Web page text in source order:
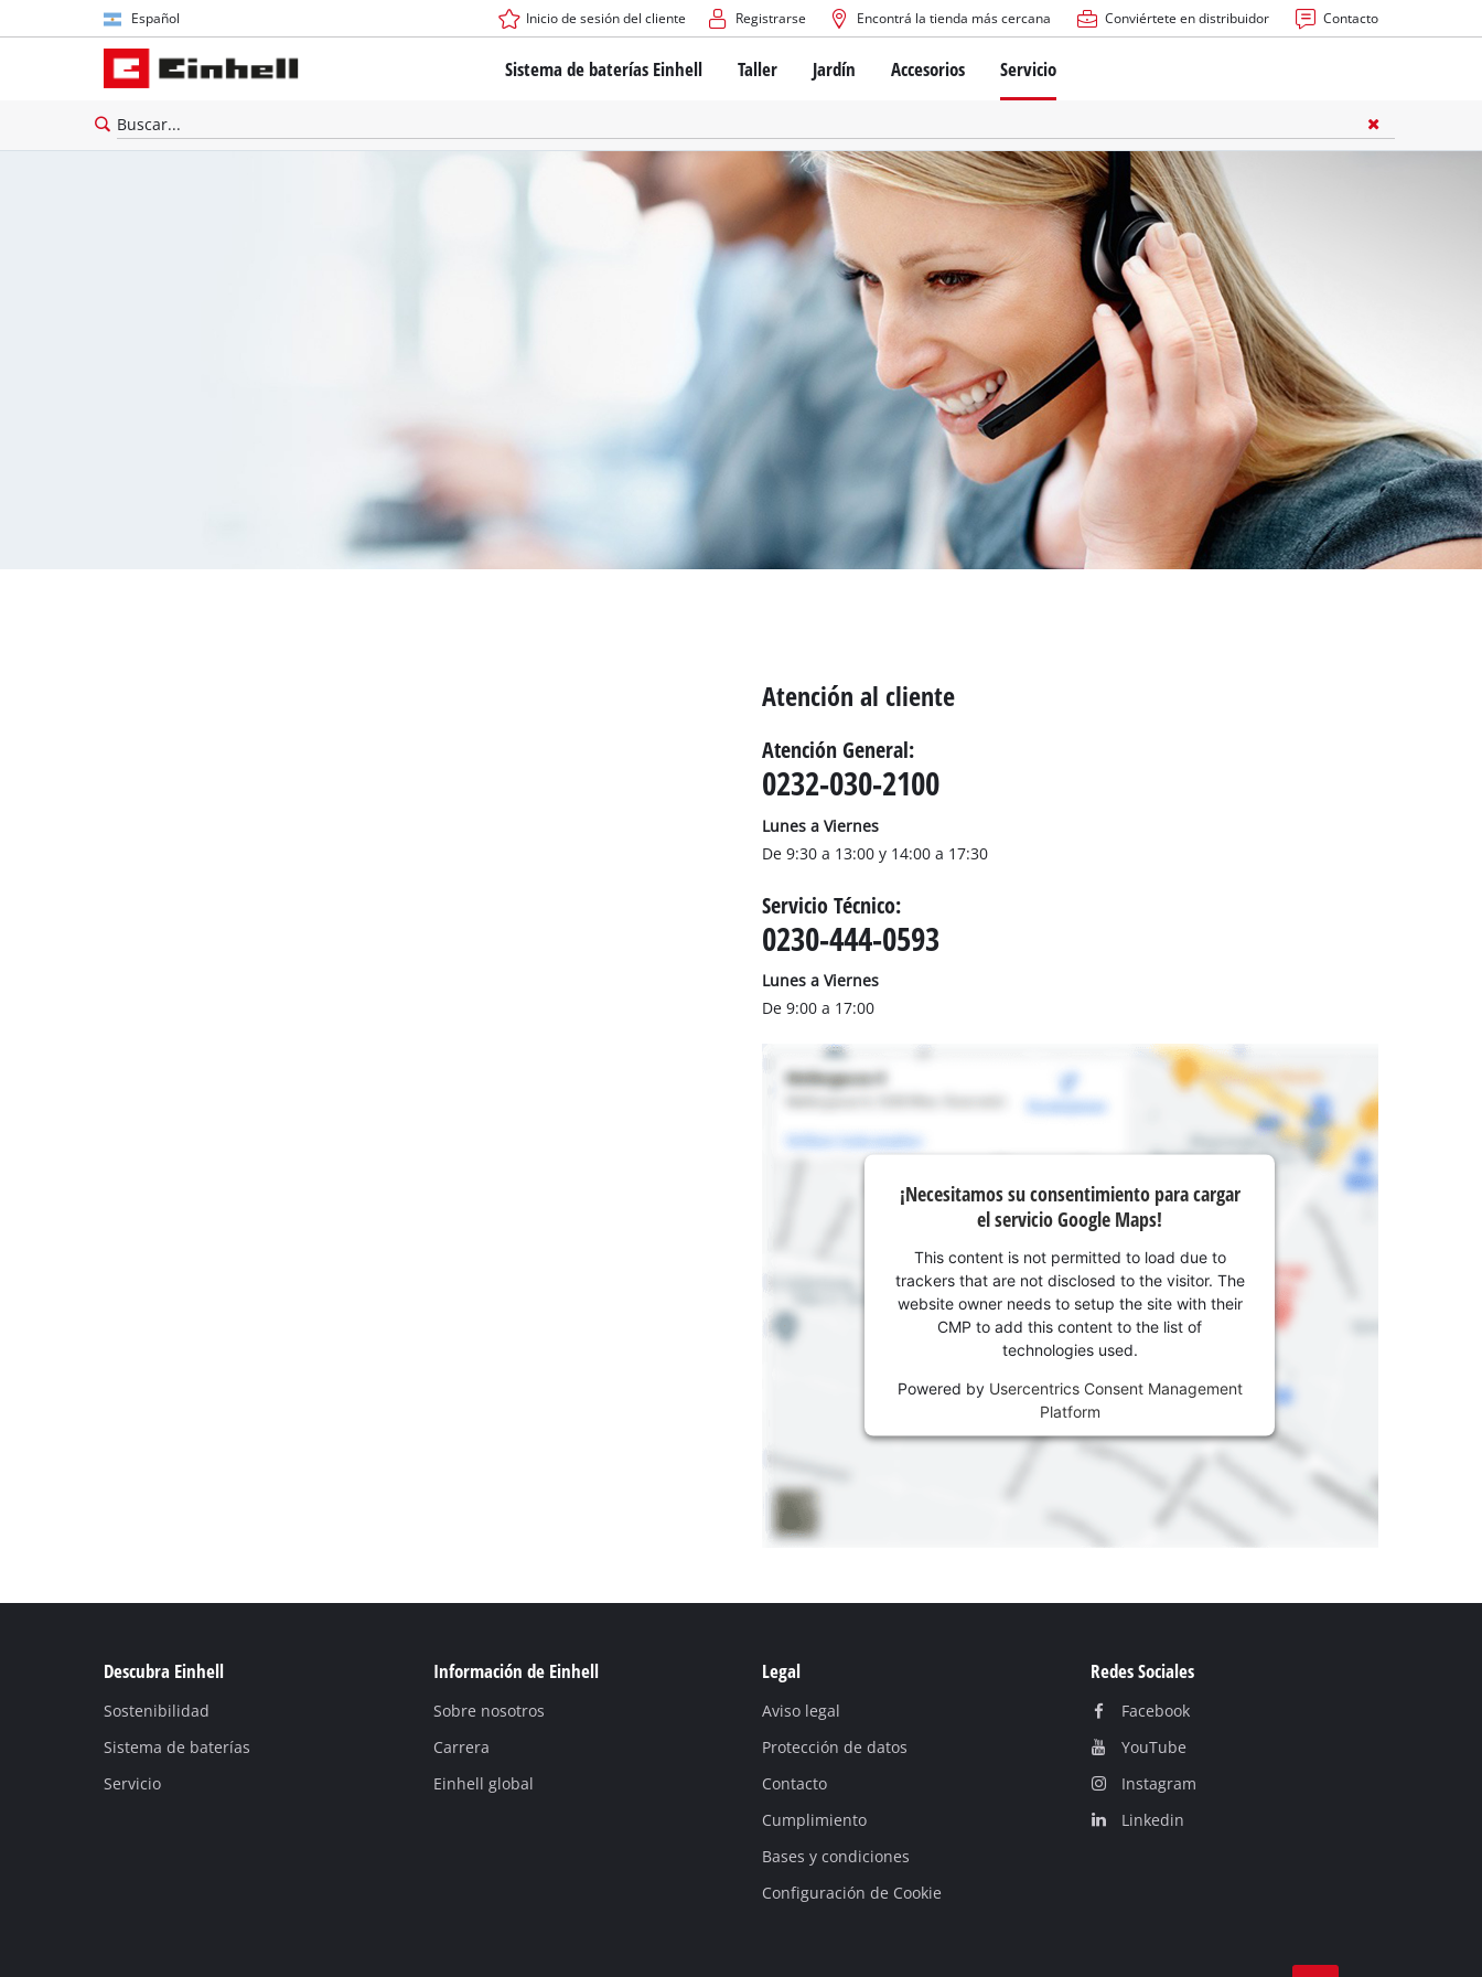
Español
Español
English
Inicio de sesión del cliente Registrarse Encontrá la tienda más cercana Conviértete en distribuidor Contacto
Sistema de baterías Einhell
El sistema de baterías Power X-Change
Tecnología de baterías
Baterías: Einhell original vs. réplicas
Todos los dispositivos PROFESSIONAL
Herramientas eléctricas PROFESSIONAL
Herramientas Power X-Change
Taller
Atornilladores inalámbricos
Taladros de columna
Rotomartillos
Amoladora angular
Herramientas multifunción
Routers para madera
Sierras
Cepillos eléctricos
Máquinas de Lijado
Afiladores de cadenas para motosierras
Instrumentos de medición
Luces
Taladros de banco
Sierras Ingletadoras
Sierras de Mesa
Sierras de cinta
Compresores
Otras máquinas
Más herramientas de limpieza
Hidrolavadoras
Compresores para automóvil
Jardín
Cortadoras de césped a batería
Cortadoras de césped manuales
Robots cortacésped
Bordeadoras de césped
Desmalezadoras
Bombas para casa y jardín
Bombas sumergibles para aguas sucias
Bombas sumergibles para agua limpia
Bombas de profundidad para pozos
Motosierras
Cizalla cortasetos
Aspirador de hojas
Soplador de hojas
Accesorios Servicio
Atención al cliente
Atención General:
0232-030-2100
Lunes a Viernes
De 9:30 a 13:00 y 14:00 a 17:30
Servicio Técnico:
0230-444-0593
Lunes a Viernes
De 9:00 a 17:00
¡Necesitamos su consentimiento para cargar
el servicio Google Maps!
This content is not permitted to load due to
trackers that are not disclosed to the visitor. The
website owner needs to setup the site with their
CMP to add this content to the list of
technologies used.
Powered by Usercentrics Consent Management
Platform
Descubra Einhell
Sostenibilidad
Sistema de baterías
Servicio
Información de Einhell
Sobre nosotros
Carrera
Einhell global
Legal
Aviso legal
Protección de datos
Contacto
Cumplimiento
Bases y condiciones
Configuración de Cookie
Redes Sociales
Facebook
YouTube
Instagram
Linkedin